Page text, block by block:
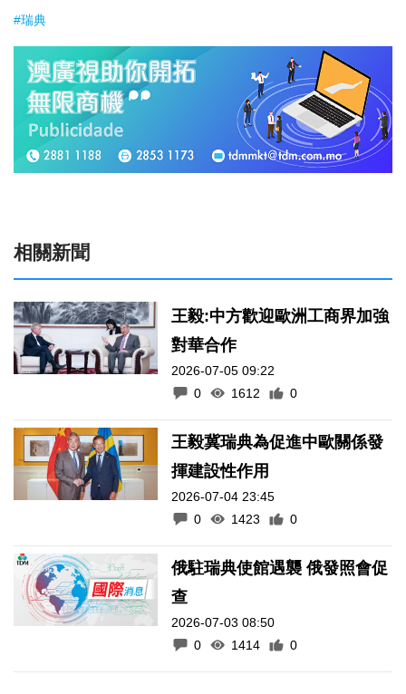
#瑞典
相關新聞
王毅:中方歡迎歐洲工商界加強
對華合作
2026-07-05 09:22
0
1612 0
王毅冀瑞典為促進中歐關係發
揮建設性作用
2026-07-04 23:45
0
1423 0
俄駐瑞典使館遇襲 俄發照會促
查
2026-07-03 08:50
0
1414 0